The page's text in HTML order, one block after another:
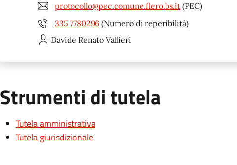
protocollo@pec.comune.flero.bs.it (PEC)
335 7780296 (Numero di reperibilità)
Davide Renato Vallieri
Strumenti di tutela
Tutela amministrativa
Tutela giurisdizionale